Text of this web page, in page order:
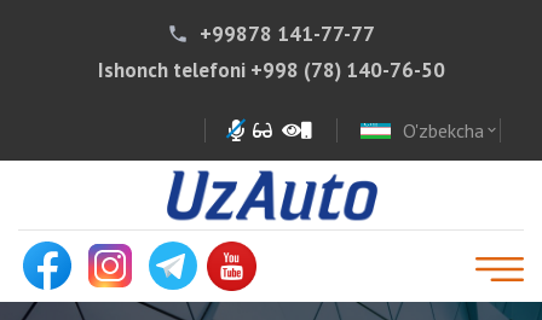
phone
+99878 141-77-77
Ishonch telefoni +998 (78) 140-76-50
O'zbekcha expand_more